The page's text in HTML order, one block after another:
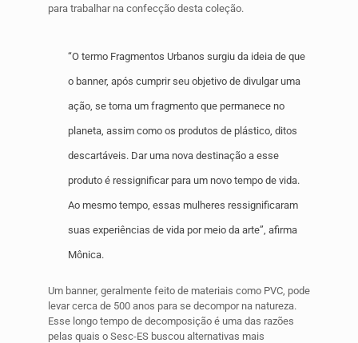
para trabalhar na confecção desta coleção.
“O termo Fragmentos Urbanos surgiu da ideia de que
o banner, após cumprir seu objetivo de divulgar uma
ação, se torna um fragmento que permanece no
planeta, assim como os produtos de plástico, ditos
descartáveis. Dar uma nova destinação a esse
produto é ressignificar para um novo tempo de vida.
Ao mesmo tempo, essas mulheres ressignificaram
suas experiências de vida por meio da arte”, afirma
Mônica.
Um banner, geralmente feito de materiais como PVC, pode
levar cerca de 500 anos para se decompor na natureza.
Esse longo tempo de decomposição é uma das razões
pelas quais o Sesc-ES buscou alternativas mais